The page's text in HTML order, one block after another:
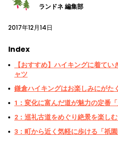
ランドネ 編集部
2017年12月14日
Index
【おすすめ】ハイキングに着て
ャツ
鎌倉ハイキングはお楽しみにがた
1：変化に富んだ道が魅力の定番
2：巡礼古道をめぐり絶景を楽し
3：町から近く気軽に歩ける「祇